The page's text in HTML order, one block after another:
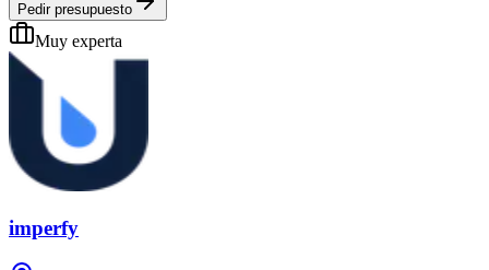
Pedir presupuesto
Muy experta
imperfy